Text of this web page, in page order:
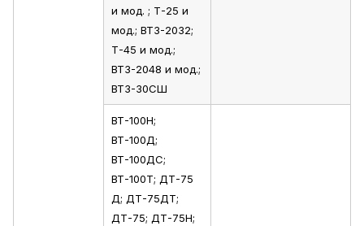
и мод. ; Т-25 и
мод.; ВТЗ-2032;
Т-45 и мод.;
ВТЗ-2048 и мод.;
ВТЗ-30СШ
ВТ-100Н;
ВТ-100Д;
ВТ-100ДС;
ВТ-100Т; ДТ-75
Д; ДТ-75ДТ;
ДТ-75; ДТ-75Н;